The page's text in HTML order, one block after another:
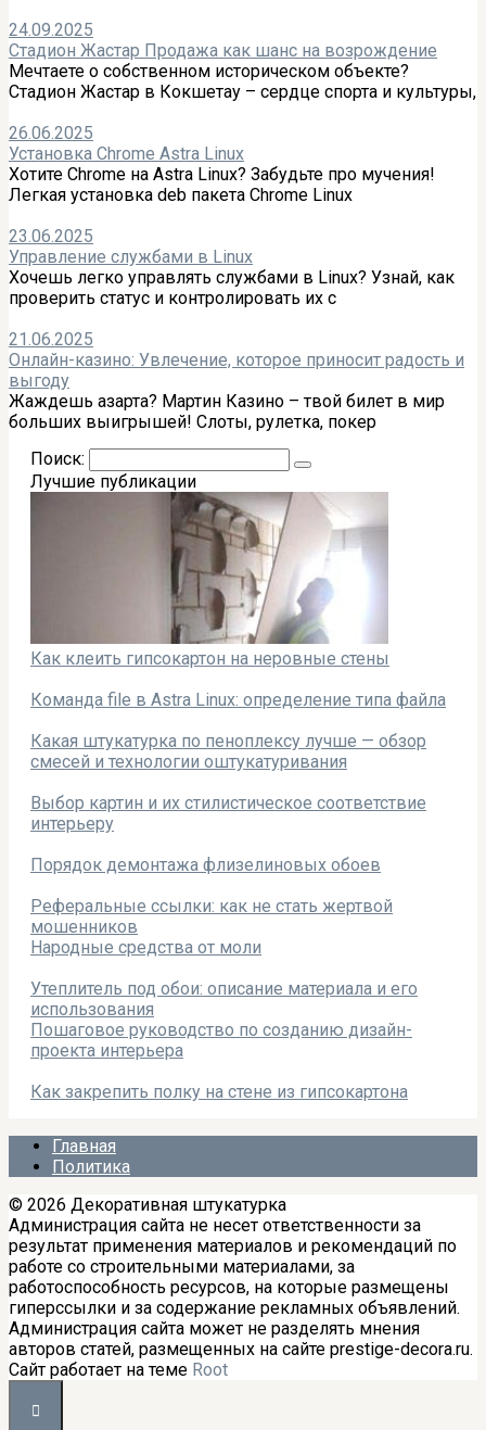
24.09.2025
Стадион Жастар Продажа как шанс на возрождение
Мечтаете о собственном историческом объекте?
Стадион Жастар в Кокшетау – сердце спорта и культуры,
26.06.2025
Установка Chrome Astra Linux
Хотите Chrome на Astra Linux? Забудьте про мучения!
Легкая установка deb пакета Chrome Linux
23.06.2025
Управление службами в Linux
Хочешь легко управлять службами в Linux? Узнай, как
проверить статус и контролировать их с
21.06.2025
Онлайн-казино: Увлечение, которое приносит радость и
выгоду
Жаждешь азарта? Мартин Казино – твой билет в мир
больших выигрышей! Слоты, рулетка, покер
Поиск:
Лучшие публикации
Как клеить гипсокартон на неровные стены
Команда file в Astra Linux: определение типа файла
Какая штукатурка по пеноплексу лучше — обзор
смесей и технологии оштукатуривания
Выбор картин и их стилистическое соответствие
интерьеру
Порядок демонтажа флизелиновых обоев
Реферальные ссылки: как не стать жертвой
мошенников
Народные средства от моли
Утеплитель под обои: описание материала и его
использования
Пошаговое руководство по созданию дизайн-
проекта интерьера
Как закрепить полку на стене из гипсокартона
Главная
Политика
© 2026 Декоративная штукатурка
Администрация сайта не несет ответственности за
результат применения материалов и рекомендаций по
работе со строительными материалами, за
работоспособность ресурсов, на которые размещены
гиперссылки и за содержание рекламных объявлений.
Администрация сайта может не разделять мнения
авторов статей, размещенных на сайте prestige-decora.ru.
Сайт работает на теме Root